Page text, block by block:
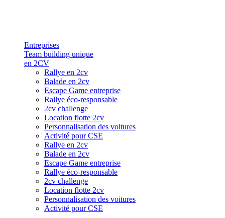
Entreprises
Team building unique
en 2CV
Rallye en 2cv
Balade en 2cv
Escape Game entreprise
Rallye éco-responsable
2cv challenge
Location flotte 2cv
Personnalisation des voitures
Activité pour CSE
Rallye en 2cv
Balade en 2cv
Escape Game entreprise
Rallye éco-responsable
2cv challenge
Location flotte 2cv
Personnalisation des voitures
Activité pour CSE